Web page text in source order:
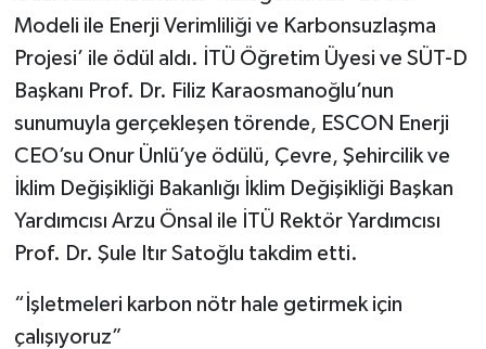
Modeli ile Enerji Verimliliği ve Karbonsuzlaşma
Projesi’ ile ödül aldı. İTÜ Öğretim Üyesi ve SÜT-D
Başkanı Prof. Dr. Filiz Karaosmanoğlu’nun
sunumuyla gerçekleşen törende, ESCON Enerji
CEO’su Onur Ünlü’ye ödülü, Çevre, Şehircilik ve
İklim Değişikliği Bakanlığı İklim Değişikliği Başkan
Yardımcısı Arzu Önsal ile İTÜ Rektör Yardımcısı
Prof. Dr. Şule Itır Satoğlu takdim etti.
“İşletmeleri karbon nötr hale getirmek için
çalışıyoruz”